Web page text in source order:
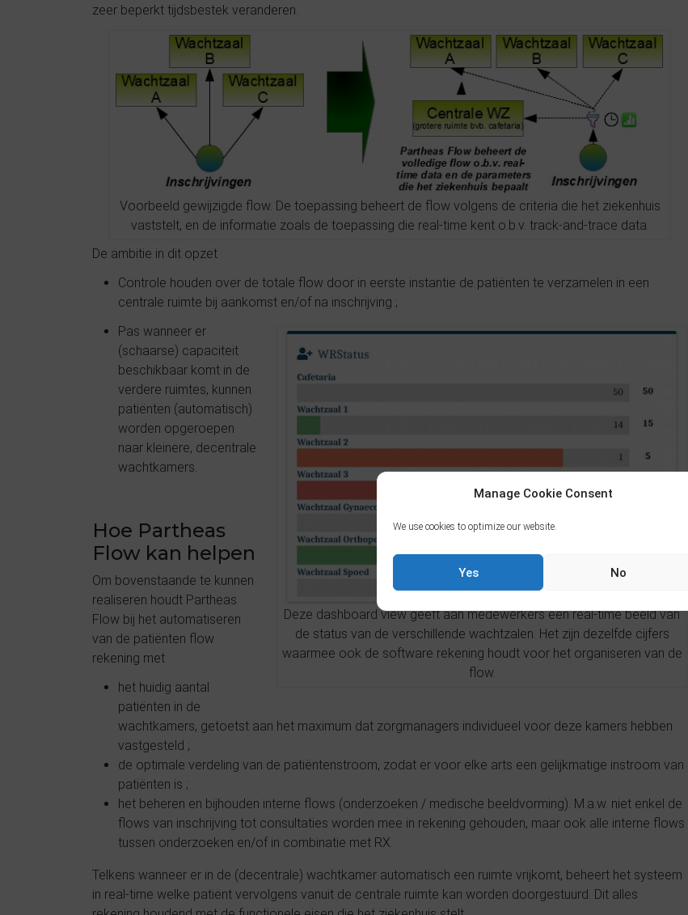
Manage Cookie Consent
We use cookies to optimize our website.
Yes No
zeer beperkt tijdsbestek veranderen.
Voorbeeld gewijzigde flow. De toepassing beheert de flow volgens de criteria die het ziekenhuis
vaststelt, en de informatie zoals de toepassing die real-time kent o.b.v. track-and-trace data.
De ambitie in dit opzet
Controle houden over de totale flow door in eerste instantie de patiënten te verzamelen in een
centrale ruimte bij aankomst en/of na inschrijving ;
Deze dashboard view geeft aan medewerkers een real-time beeld van
de status van de verschillende wachtzalen. Het zijn dezelfde cijfers
waarmee ook de software rekening houdt voor het organiseren van de
flow.
Pas wanneer er
(schaarse) capaciteit
beschikbaar komt in de
verdere ruimtes, kunnen
patiënten (automatisch)
worden opgeroepen
naar kleinere, decentrale
wachtkamers.
Hoe Partheas
Flow kan helpen
Om bovenstaande te kunnen
realiseren houdt Partheas
Flow bij het automatiseren
van de patiënten flow
rekening met
het huidig aantal
patiënten in de
wachtkamers, getoetst aan het maximum dat zorgmanagers individueel voor deze kamers hebben
vastgesteld ;
de optimale verdeling van de patiëntenstroom, zodat er voor elke arts een gelijkmatige instroom van
patiënten is ;
het beheren en bijhouden interne flows (onderzoeken / medische beeldvorming). M.a.w. niet enkel de
flows van inschrijving tot consultaties worden mee in rekening gehouden, maar ook alle interne flows
tussen onderzoeken en/of in combinatie met RX.
Telkens wanneer er in de (decentrale) wachtkamer automatisch een ruimte vrijkomt, beheert het systeem
in real-time welke patiënt vervolgens vanuit de centrale ruimte kan worden doorgestuurd. Dit alles